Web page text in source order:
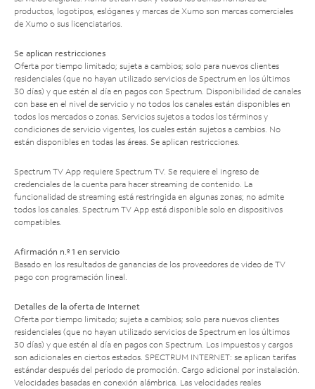
productos, logotipos, eslóganes y marcas de Xumo son marcas comerciales
de Xumo o sus licenciatarios.
Se aplican restricciones
Oferta por tiempo limitado; sujeta a cambios; solo para nuevos clientes
residenciales (que no hayan utilizado servicios de Spectrum en los últimos
30 días) y que estén al día en pagos con Spectrum. Disponibilidad de canales
con base en el nivel de servicio y no todos los canales están disponibles en
todos los mercados o zonas. Servicios sujetos a todos los términos y
condiciones de servicio vigentes, los cuales están sujetos a cambios. No
están disponibles en todas las áreas. Se aplican restricciones.
Spectrum TV App requiere Spectrum TV. Se requiere el ingreso de
credenciales de la cuenta para hacer streaming de contenido. La
funcionalidad de streaming está restringida en algunas zonas; no admite
todos los canales. Spectrum TV App está disponible solo en dispositivos
compatibles.
Afirmación n.º 1 en servicio
Basado en los resultados de ganancias de los proveedores de video de TV
pago con programación lineal.
Detalles de la oferta de Internet
Oferta por tiempo limitado; sujeta a cambios; solo para nuevos clientes
residenciales (que no hayan utilizado servicios de Spectrum en los últimos
30 días) y que estén al día en pagos con Spectrum. Los impuestos y cargos
son adicionales en ciertos estados. SPECTRUM INTERNET: se aplican tarifas
estándar después del período de promoción. Cargo adicional por instalación.
Velocidades basadas en conexión alámbrica. Las velocidades reales